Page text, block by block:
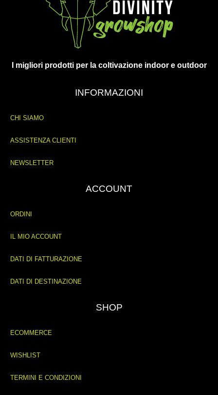
I migliori prodotti per la coltivazione indoor e outdoor
INFORMAZIONI
CHI SIAMO
ASSISTENZA CLIENTI
NEWSLETTER
ACCOUNT
ORDINI
IL MIO ACCOUNT
DATI DI FATTURAZIONE
DATI DI DESTINAZIONE
SHOP
ECOMMERCE
WISHLIST
TERMINI E CONDIZIONI